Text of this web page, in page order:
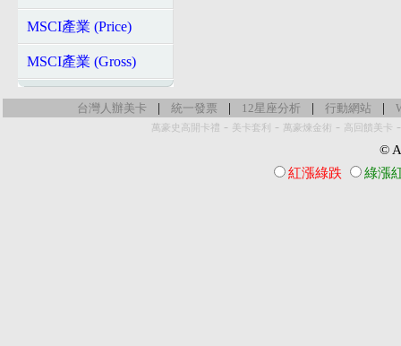
MSCI產業 (Price)
MSCI產業 (Gross)
台灣人辦美卡 | 統一發票 | 12星座分析 | 行動網站 |
萬豪史高開卡禮 - 美卡套利 - 萬豪煉金術 - 高回饋美卡
©
紅漲綠跌
綠漲